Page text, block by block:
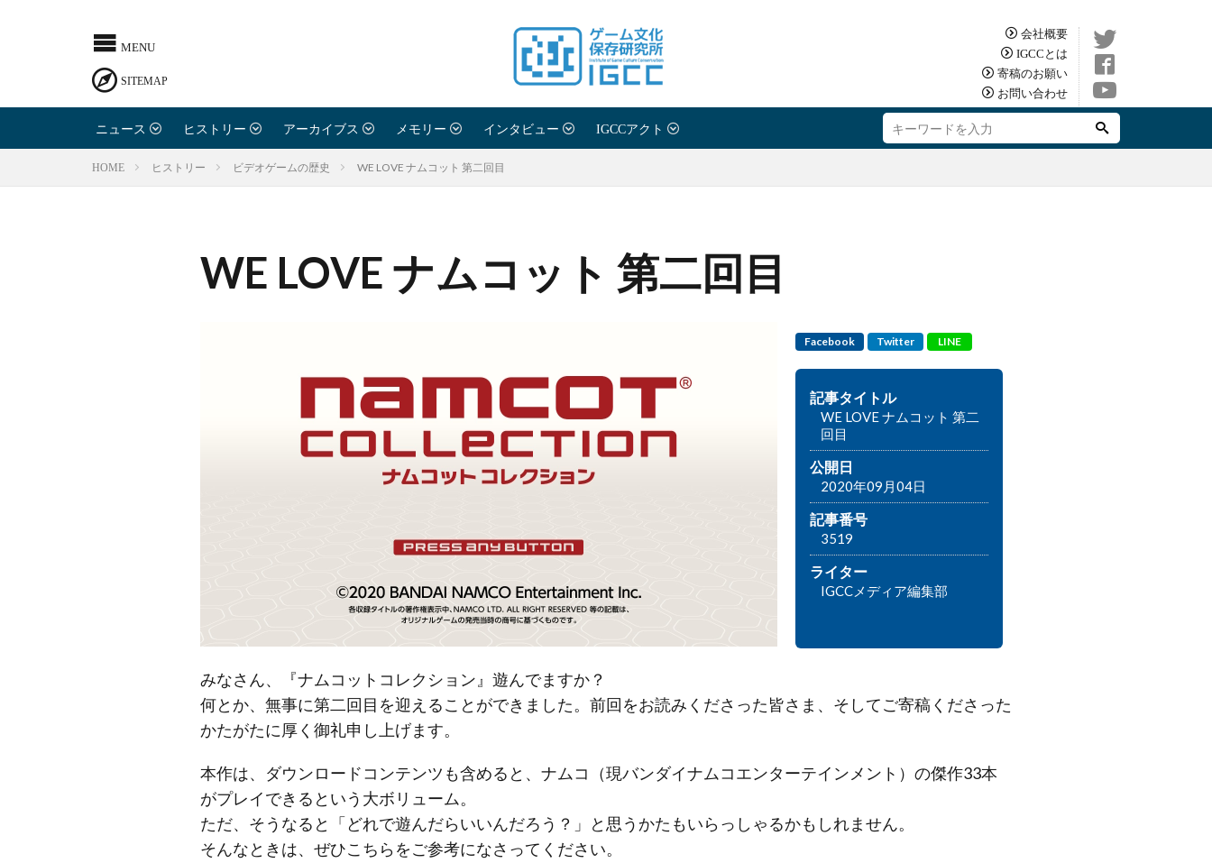
会社概要
IGCCとは
寄稿のお願い
お問い合わせ
ニュース ヒストリー アーカイブス メモリー インタビュー IGCCアクト
HOME ヒストリー ビデオゲームの歴史 WE LOVE ナムコット 第二回目
WE LOVE ナムコット 第二回目
Facebook Twitter LINE
記事タイトル
WE LOVE ナムコット 第二
回目
公開日
2020年09月04日
記事番号
3519
ライター
IGCCメディア編集部
みなさん、『ナムコットコレクション』遊んでますか？
何とか、無事に第二回目を迎えることができました。前回をお読みくださった皆さま、そしてご寄稿くださった
かたがたに厚く御礼申し上げます。
本作は、ダウンロードコンテンツも含めると、ナムコ（現バンダイナムコエンターテインメント）の傑作33本
がプレイできるという大ボリューム。
ただ、そうなると「どれで遊んだらいいんだろう？」と思うかたもいらっしゃるかもしれません。
そんなときは、ぜひこちらをご参考になさってください。